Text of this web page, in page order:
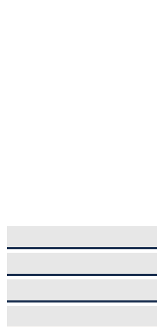
להיום
קיבלתי גם